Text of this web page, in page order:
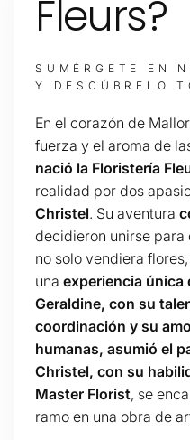
Fleurs?
SUMÉRGETE EN
Y DESCÚBRELO
En el corazón de
fuerza y el aroma de
nació la Floristería
realidad por dos
Christel. Su aventura
decidieron unirse para
no solo vendiera
una experiencia única
Geraldine, con su
coordinación y su
humanas, asumió el
Christel, con su
Master Florist, se
ramo en una obra de